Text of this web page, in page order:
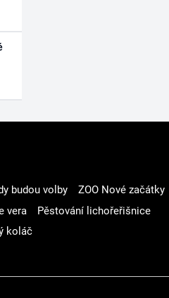
budou volby
ZOO Nové začátky
vera
Pěstování lichořeřišnice
koláč